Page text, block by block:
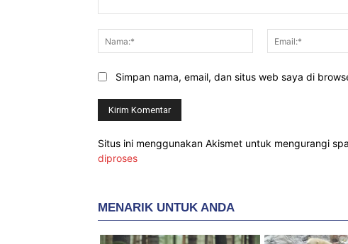
Nama:*
Simpan nama, email, dan situs web saya di
Situs ini menggunakan Akismet untuk mengurangi
diproses